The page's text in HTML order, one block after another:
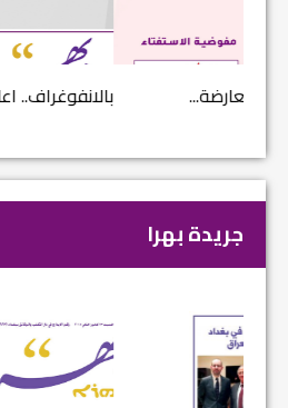
بالانفوغراف.. اعلام زوعا خلال عام 2017...
جريدة بهرا